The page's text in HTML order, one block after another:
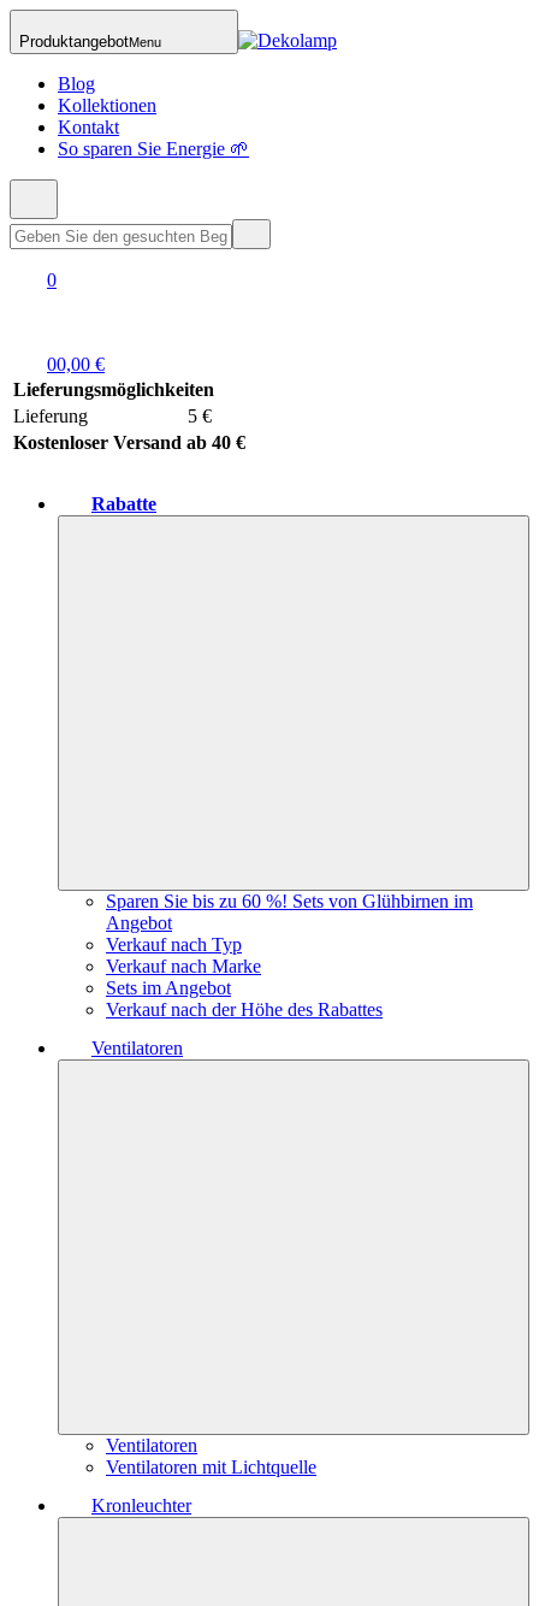
ProduktangebotMenu
Blog
Kollektionen
Kontakt
So sparen Sie Energie 🌱
0
00,00 €
Lieferungsmöglichkeiten
Lieferung
5 €
Kostenloser Versand ab 40 €
Rabatte
Sparen Sie bis zu 60 %! Sets von Glühbirnen im
Angebot
Verkauf nach Typ
Verkauf nach Marke
Sets im Angebot
Verkauf nach der Höhe des Rabattes
Ventilatoren
Ventilatoren
Ventilatoren mit Lichtquelle
Kronleuchter